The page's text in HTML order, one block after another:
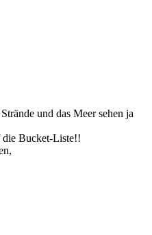
und das Meer sehen ja
die Bucket-Liste!!